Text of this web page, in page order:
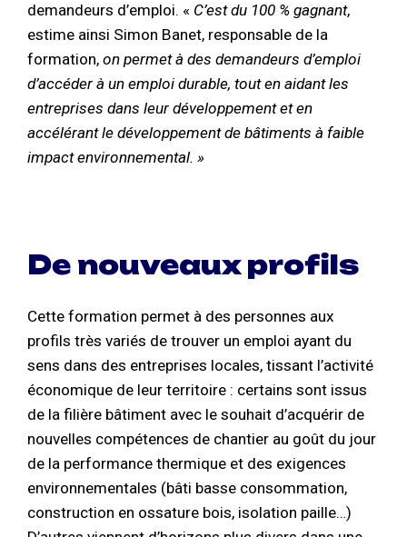
demandeurs d’emploi. « C’est du 100 % gagnant,
estime ainsi Simon Banet, responsable de la
formation, on permet à des demandeurs d’emploi
d’accéder à un emploi durable, tout en aidant les
entreprises dans leur développement et en
accélérant le développement de bâtiments à faible
impact environnemental. »
De nouveaux profils
Cette formation permet à des personnes aux
profils très variés de trouver un emploi ayant du
sens dans des entreprises locales, tissant l’activité
économique de leur territoire : certains sont issus
de la filière bâtiment avec le souhait d’acquérir de
nouvelles compétences de chantier au goût du jour
de la performance thermique et des exigences
environnementales (bâti basse consommation,
construction en ossature bois, isolation paille…)